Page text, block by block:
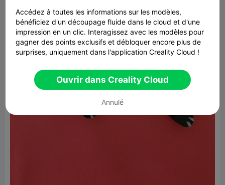
Accédez à toutes les informations sur les modèles,
bénéficiez d'un découpage fluide dans le cloud et d'une
impression en un clic. Interagissez avec les modèles pour
gagner des points exclusifs et débloquer encore plus de
surprises, uniquement dans l'application Creality Cloud !
Ouvrir dans Creality Cloud
Annulé